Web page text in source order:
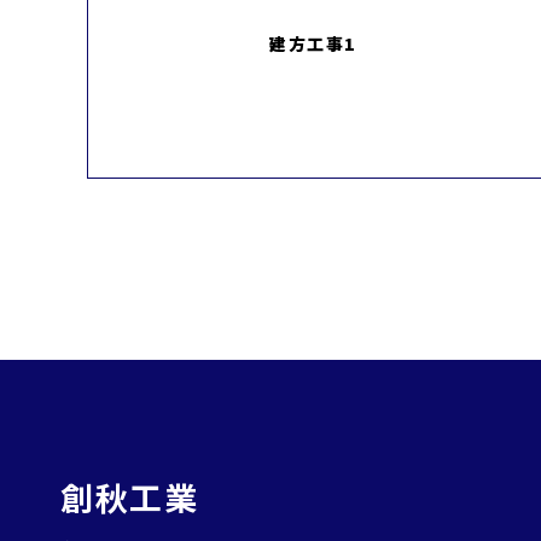
建方工事1
創秋工業